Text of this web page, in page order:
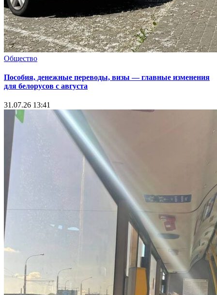
Общество
Пособия, денежные переводы, визы — главные изменения
для белорусов с августа
31.07.26 13:41